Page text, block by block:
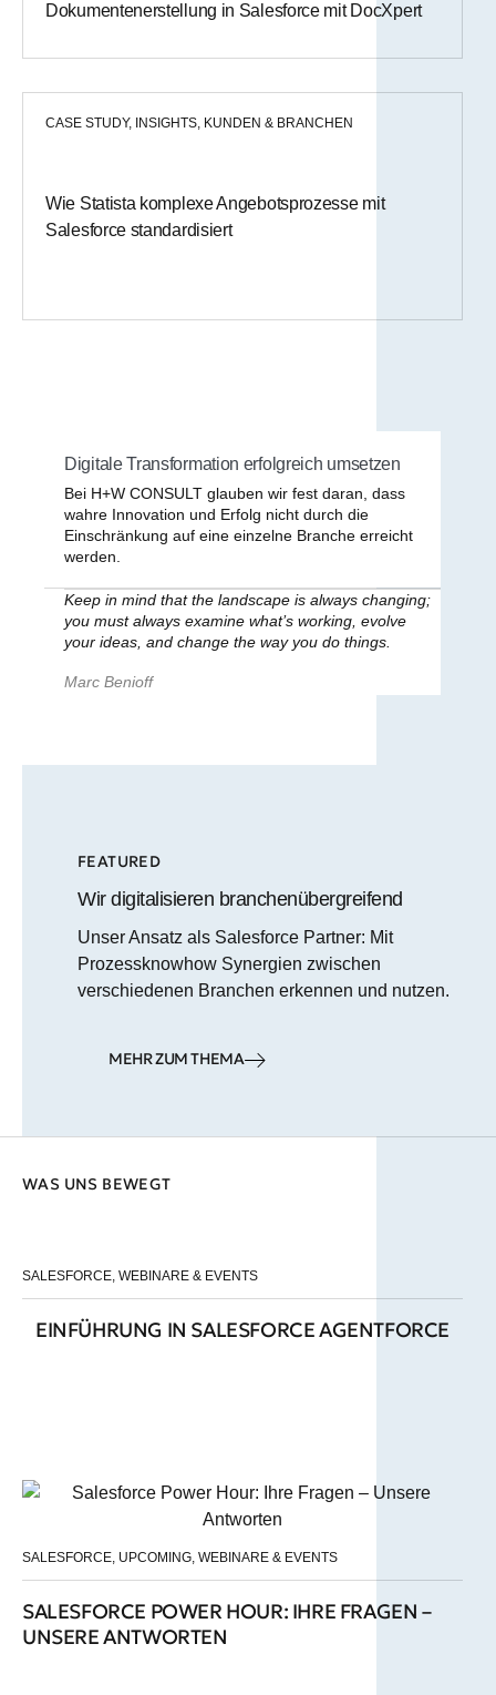
Dokumentenerstellung in Salesforce mit DocXpert
CASE STUDY, INSIGHTS, KUNDEN & BRANCHEN
Wie Statista komplexe Angebotsprozesse mit
Salesforce standardisiert
Digitale Transformation erfolgreich umsetzen
Bei H+W CONSULT glauben wir fest daran, dass
wahre Innovation und Erfolg nicht durch die
Einschränkung auf eine einzelne Branche erreicht
werden.
Keep in mind that the landscape is always changing;
you must always examine what’s working, evolve
your ideas, and change the way you do things.
Marc Benioff
FEATURED
Wir digitalisieren branchenübergreifend
Unser Ansatz als Salesforce Partner: Mit
Prozessknowhow Synergien zwischen
verschiedenen Branchen erkennen und nutzen.
MEHR ZUM THEMA
WAS UNS BEWEGT
SALESFORCE, WEBINARE & EVENTS
EINFÜHRUNG IN SALESFORCE AGENTFORCE
SALESFORCE, UPCOMING, WEBINARE & EVENTS
SALESFORCE POWER HOUR: IHRE FRAGEN –
UNSERE ANTWORTEN